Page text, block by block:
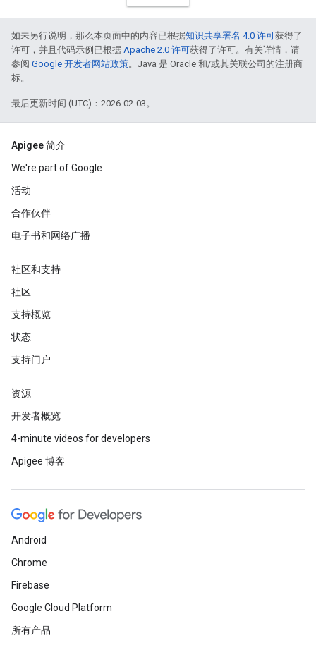
如未另行说明，那么本页面中的内容已根据知识共享署名 4.0 许可获得了
许可，并且代码示例已根据 Apache 2.0 许可获得了许可。有关详情，请
参阅 Google 开发者网站政策。Java 是 Oracle 和/或其关联公司的注册商
标。
最后更新时间 (UTC)：2026-02-03。
Apigee 简介
We're part of Google
活动
合作伙伴
电子书和网络广播
社区和支持
社区
支持概览
状态
支持门户
资源
开发者概览
4-minute videos for developers
Apigee 博客
Android
Chrome
Firebase
Google Cloud Platform
所有产品